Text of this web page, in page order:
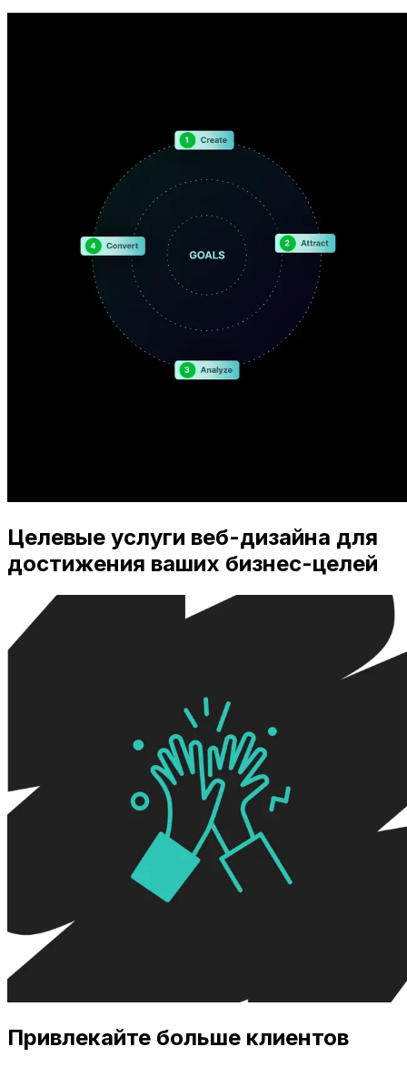
Целевые услуги веб-дизайна для
достижения ваших бизнес-целей
Привлекайте больше клиентов